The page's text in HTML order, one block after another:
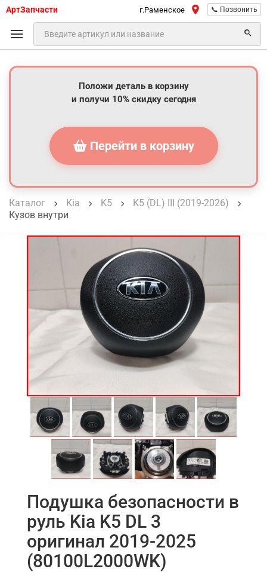
АртЗапчасти г.Раменское 📞 Позвонить
Положи деталь в корзину
и получи 10% скидку сегодня
Перейти в корзину
Каталог Kia K5
K5 (DL) III (2019-2026)
Кузов внутри
Подушка безопасности в
руль Kia K5 DL 3
оригинал 2019-2025
(80100L2000WK)